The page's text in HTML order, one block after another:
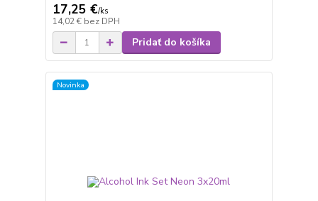
17,25 €/ks
14,02 € bez DPH
Pridať do košíka
Novinka